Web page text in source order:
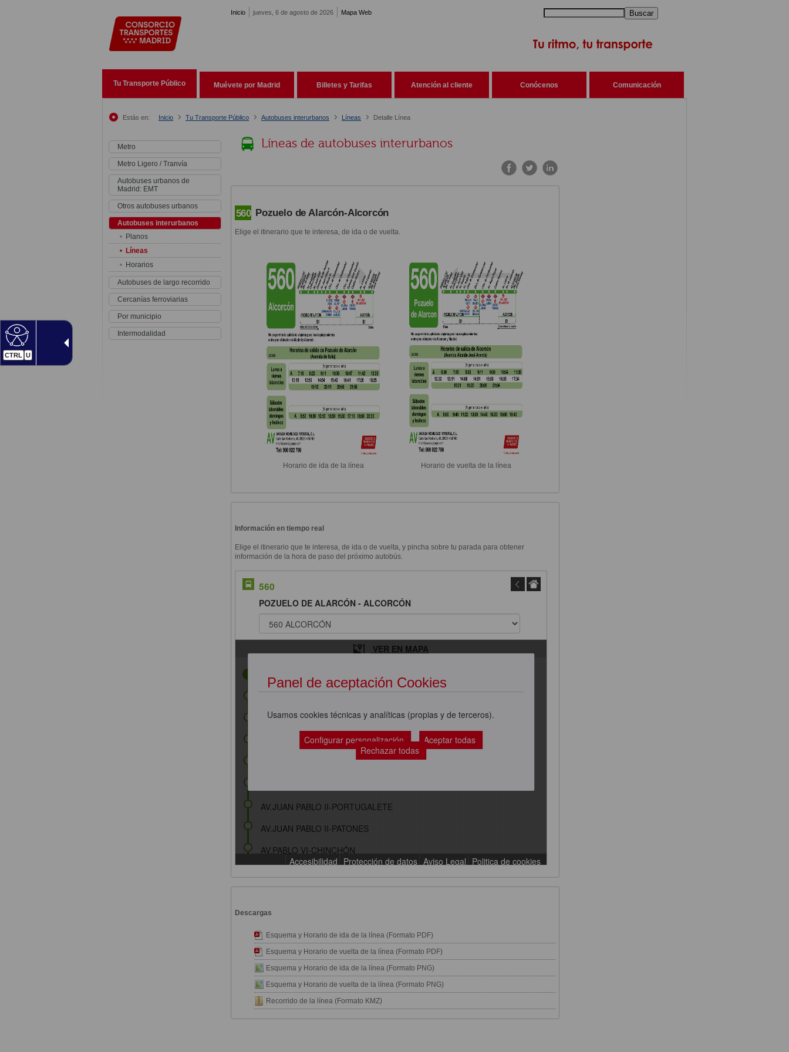
CTRL U
Inicio jueves, 6 de agosto de 2026 Mapa Web Buscar
Tu Transporte Público Muévete por Madrid Billetes y Tarifas Atención al cliente Conócenos Comunicación
Estás en: Inicio Tu Transporte Público Autobuses interurbanos Líneas Detalle Línea
Metro
Metro Ligero / Tranvía
Autobuses urbanos de
Madrid: EMT
Otros autobuses urbanos
Autobuses interurbanos
Planos
Líneas
Horarios
Autobuses de largo recorrido
Cercanías ferroviarias
Por municipio
Intermodalidad
Líneas de autobuses interurbanos
560 Pozuelo de Alarcón-Alcorcón
Elige el itinerario que te interesa, de ida o de vuelta.
Horario de ida de la línea Horario de vuelta de la línea
Información en tiempo real
Elige el itinerario que te interesa, de ida o de vuelta, y pincha sobre tu parada para obtener
información de la hora de paso del próximo autobús.
Descargas
Esquema y Horario de ida de la línea (Formato PDF)
Esquema y Horario de vuelta de la línea (Formato PDF)
Esquema y Horario de ida de la línea (Formato PNG)
Esquema y Horario de vuelta de la línea (Formato PNG)
Recorrido de la línea (Formato KMZ)